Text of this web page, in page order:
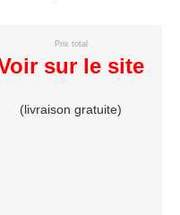
Prix total
sur le site
(livraison gratuite)